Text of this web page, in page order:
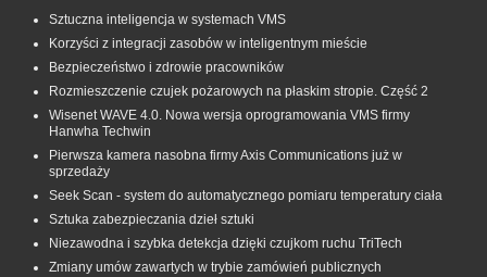
Sztuczna inteligencja w systemach VMS
Korzyści z integracji zasobów w inteligentnym mieście
Bezpieczeństwo i zdrowie pracowników
Rozmieszczenie czujek pożarowych na płaskim stropie. Część 2
Wisenet WAVE 4.0. Nowa wersja oprogramowania VMS firmy
Hanwha Techwin
Pierwsza kamera nasobna firmy Axis Communications już w
sprzedaży
Seek Scan - system do automatycznego pomiaru temperatury ciała
Sztuka zabezpieczania dzieł sztuki
Niezawodna i szybka detekcja dzięki czujkom ruchu TriTech
Zmiany umów zawartych w trybie zamówień publicznych